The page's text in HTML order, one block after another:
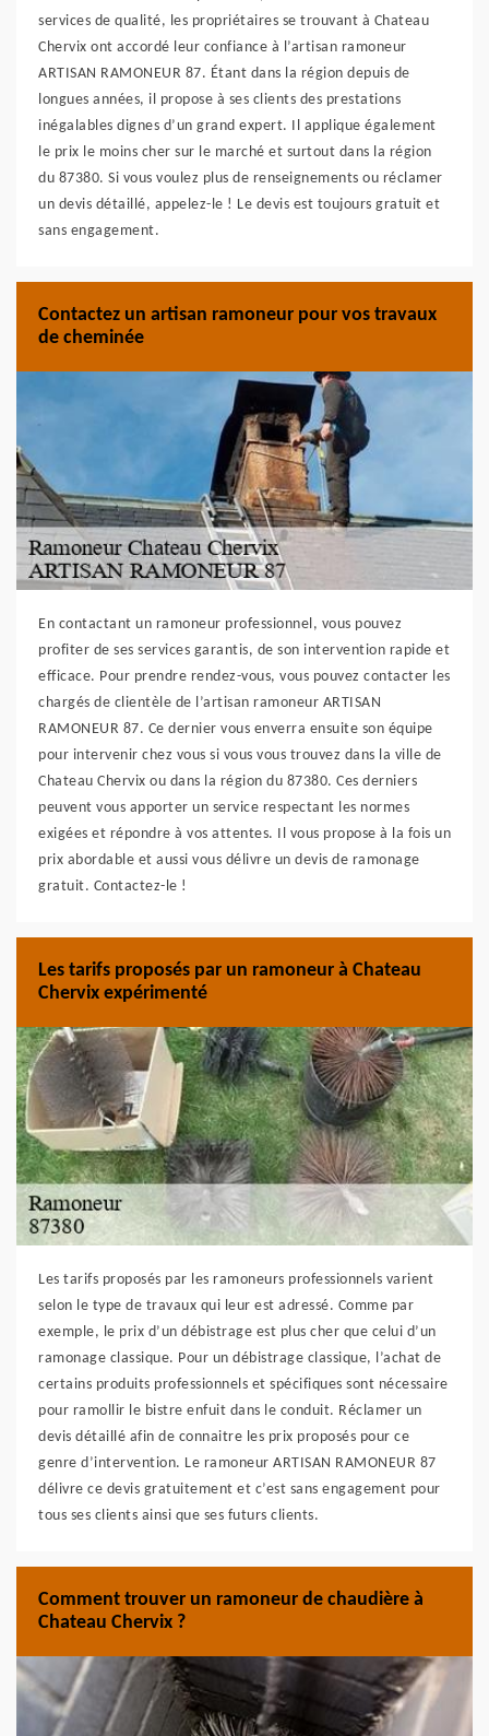
services de qualité, les propriétaires se trouvant à Chateau
Chervix ont accordé leur confiance à l’artisan ramoneur
ARTISAN RAMONEUR 87. Étant dans la région depuis de
longues années, il propose à ses clients des prestations
inégalables dignes d’un grand expert. Il applique également
le prix le moins cher sur le marché et surtout dans la région
du 87380. Si vous voulez plus de renseignements ou réclamer
un devis détaillé, appelez-le ! Le devis est toujours gratuit et
sans engagement.
Contactez un artisan ramoneur pour vos travaux
de cheminée
En contactant un ramoneur professionnel, vous pouvez
profiter de ses services garantis, de son intervention rapide et
efficace. Pour prendre rendez-vous, vous pouvez contacter les
chargés de clientèle de l’artisan ramoneur ARTISAN
RAMONEUR 87. Ce dernier vous enverra ensuite son équipe
pour intervenir chez vous si vous vous trouvez dans la ville de
Chateau Chervix ou dans la région du 87380. Ces derniers
peuvent vous apporter un service respectant les normes
exigées et répondre à vos attentes. Il vous propose à la fois un
prix abordable et aussi vous délivre un devis de ramonage
gratuit. Contactez-le !
Les tarifs proposés par un ramoneur à Chateau
Chervix expérimenté
Les tarifs proposés par les ramoneurs professionnels varient
selon le type de travaux qui leur est adressé. Comme par
exemple, le prix d’un débistrage est plus cher que celui d’un
ramonage classique. Pour un débistrage classique, l’achat de
certains produits professionnels et spécifiques sont nécessaire
pour ramollir le bistre enfuit dans le conduit. Réclamer un
devis détaillé afin de connaitre les prix proposés pour ce
genre d’intervention. Le ramoneur ARTISAN RAMONEUR 87
délivre ce devis gratuitement et c’est sans engagement pour
tous ses clients ainsi que ses futurs clients.
Comment trouver un ramoneur de chaudière à
Chateau Chervix ?